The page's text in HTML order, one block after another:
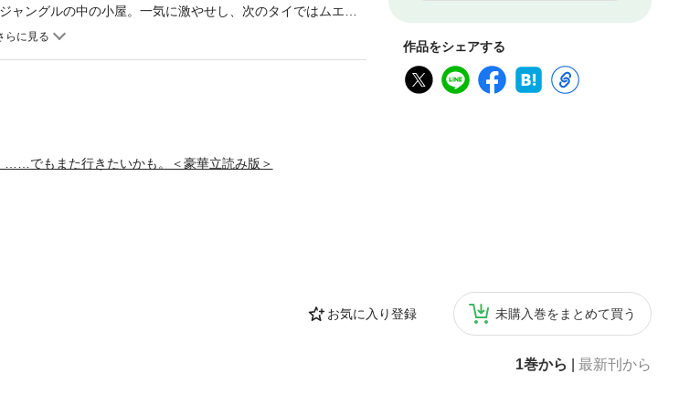
作品をシェアする
お気に入り登録 未購入巻をまとめて買う
1巻から 最新刊から
ングルの中の小屋。一気に激やせし、次のタイではムエタ
ムでは肺炎で入院。でも旅は続く……。残念なへたれの爆笑
でもまた行きたいかも。＜豪華立読み版＞